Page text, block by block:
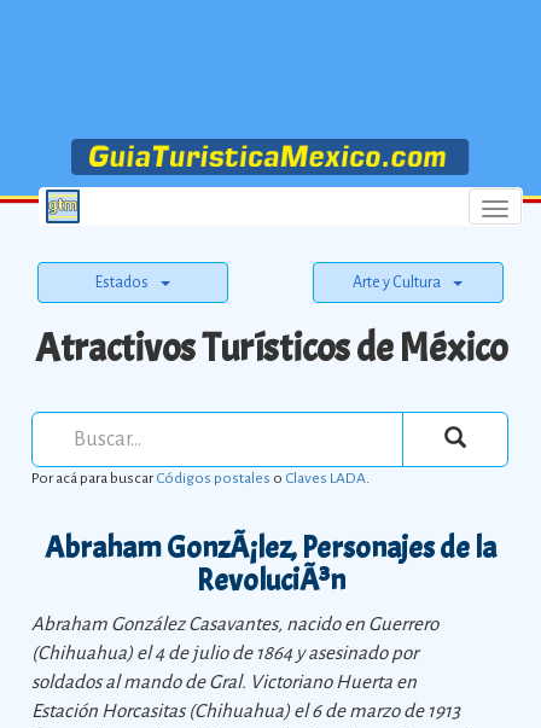
Menu
Estados Arte y Cultura
Atractivos Turísticos de México
Por acá para buscarCódigos postales o Claves LADA.
Abraham GonzÃ¡lez, Personajes de la
RevoluciÃ³n
Abraham González Casavantes, nacido en Guerrero
(Chihuahua) el 4 de julio de 1864 y asesinado por
soldados al mando de Gral. Victoriano Huerta en
Estación Horcasitas (Chihuahua) el 6 de marzo de 1913